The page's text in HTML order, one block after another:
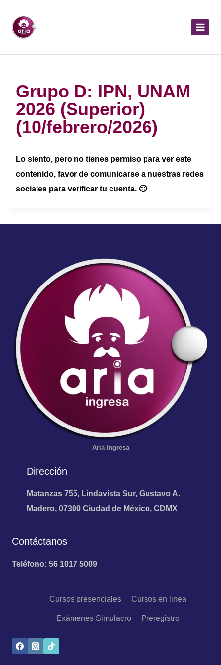
Grupo D: IPN, UNAM
2026 (Superior)
(10/febrero/2026)
Lo siento, pero no tienes permiso para ver este
contenido, favor de comunicarse a nuestras redes
sociales para verificar tu cuenta. 🙂
Aria Ingresa
Dirección
Matanzas 755, Lindavista Sur, Gustavo A.
Madero, 07300 Ciudad de México, CDMX
Contáctanos
Teléfono: 56 1017 5009
Cursos presenciales Cursos en linea
Exámenes Simulacro Preregistro